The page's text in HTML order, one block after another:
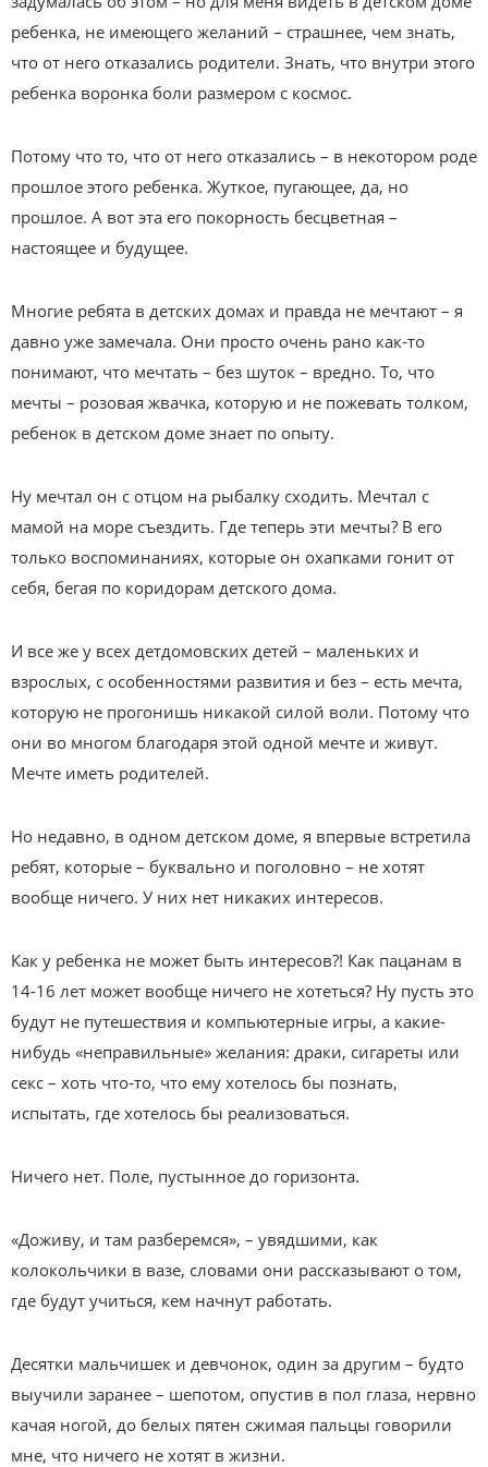
ребенка, не имеющего желаний – страшнее, чем знать,
что от него отказались родители. Знать, что внутри этого
ребенка воронка боли размером с космос.
Потому что то, что от него отказались – в некотором роде
прошлое этого ребенка. Жуткое, пугающее, да, но
прошлое. А вот эта его покорность бесцветная –
настоящее и будущее.
Многие ребята в детских домах и правда не мечтают – я
давно уже замечала. Они просто очень рано как-то
понимают, что мечтать – без шуток – вредно. То, что
мечты – розовая жвачка, которую и не пожевать толком,
ребенок в детском доме знает по опыту.
Ну мечтал он с отцом на рыбалку сходить. Мечтал с
мамой на море съездить. Где теперь эти мечты? В его
только воспоминаниях, которые он охапками гонит от
себя, бегая по коридорам детского дома.
И все же у всех детдомовских детей – маленьких и
взрослых, с особенностями развития и без – есть мечта,
которую не прогонишь никакой силой воли. Потому что
они во многом благодаря этой одной мечте и живут.
Мечте иметь родителей.
Но недавно, в одном детском доме, я впервые встретила
ребят, которые – буквально и поголовно – не хотят
вообще ничего. У них нет никаких интересов.
Как у ребенка не может быть интересов?! Как пацанам в
14-16 лет может вообще ничего не хотеться? Ну пусть это
будут не путешествия и компьютерные игры, а какие-
нибудь «неправильные» желания: драки, сигареты или
секс – хоть что-то, что ему хотелось бы познать,
испытать, где хотелось бы реализоваться.
Ничего нет. Поле, пустынное до горизонта.
«Доживу, и там разберемся», – увядшими, как
колокольчики в вазе, словами они рассказывают о том,
где будут учиться, кем начнут работать.
Десятки мальчишек и девчонок, один за другим – будто
выучили заранее – шепотом, опустив в пол глаза, нервно
качая ногой, до белых пятен сжимая пальцы говорили
мне, что ничего не хотят в жизни.